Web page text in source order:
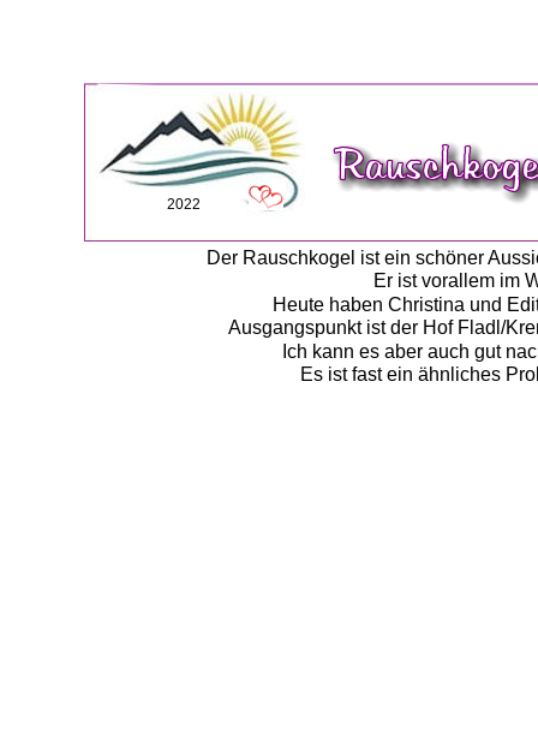
Der Rauschkogel ist ein schöner
Er ist vorallem im
Heute haben Christina und
Ausgangspunkt ist der Hof Fladl/
Ich kann es aber auch gut
Es ist fast ein ähnliches
2022